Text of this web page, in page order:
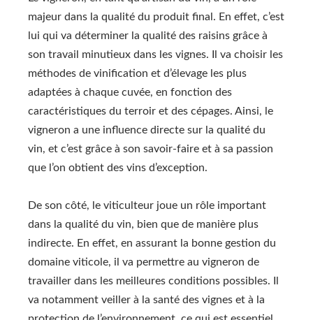
majeur dans la qualité du produit final. En effet, c’est
lui qui va déterminer la qualité des raisins grâce à
son travail minutieux dans les vignes. Il va choisir les
méthodes de vinification et d’élevage les plus
adaptées à chaque cuvée, en fonction des
caractéristiques du terroir et des cépages. Ainsi, le
vigneron a une influence directe sur la qualité du
vin, et c’est grâce à son savoir-faire et à sa passion
que l’on obtient des vins d’exception.
De son côté, le viticulteur joue un rôle important
dans la qualité du vin, bien que de manière plus
indirecte. En effet, en assurant la bonne gestion du
domaine viticole, il va permettre au vigneron de
travailler dans les meilleures conditions possibles. Il
va notamment veiller à la santé des vignes et à la